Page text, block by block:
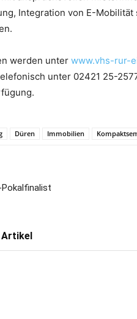
Integration von E-
werden unter www.vhs-rur-
unter 02421 25-
Düren Immobilien
Artikel